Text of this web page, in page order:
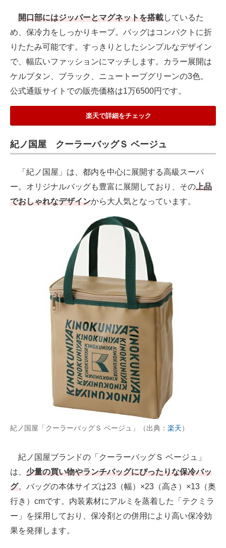
開口部にはジッパーとマグネットを搭載しているた
め、保冷力をしっかりキープ。バッグはコンパクトに折
りたたみ可能です。すっきりとしたシンプルなデザイン
で、幅広いファッションにマッチします。カラー展開は
ケルプタン、ブラック、ニュートープグリーンの3色。
公式通販サイトでの販売価格は1万6500円です。
楽天で詳細をチェック
紀ノ国屋 クーラーバッグＳ ベージュ
「紀ノ国屋」は、都内を中心に展開する高級スーパ
ー。オリジナルバッグも豊富に展開しており、その上品
でおしゃれなデザインから大人気となっています。
紀ノ国屋「クーラーバッグＳ ベージュ」（出典： 楽天）
紀ノ国屋ブランドの「クーラーバッグＳ ベージュ」
は、 少量の買い物やランチバッグにぴったりな保冷バッ
グ。バッグの本体サイズは23（幅）×23（高さ）×13（奥
行き）cmです。内装素材にアルミを蒸着した「テクミラ
ー」を採用しており、保冷剤との併用により高い保冷効
果を発揮します。